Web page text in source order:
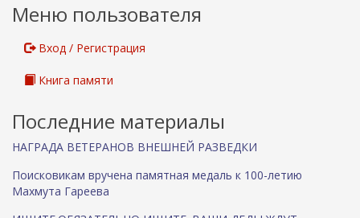
Меню пользователя
Вход / Регистрация
Книга памяти
Последние материалы
НАГРАДА ВЕТЕРАНОВ ВНЕШНЕЙ РАЗВЕДКИ
Поисковикам вручена памятная медаль к 100-летию
Махмута Гареева